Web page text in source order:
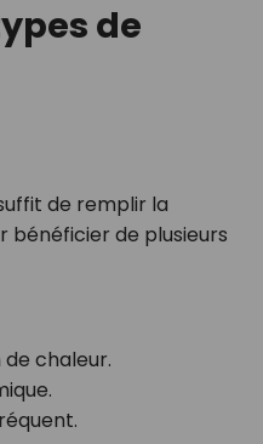
de
de remplir la
bénéficier de plusieurs
de chaleur.